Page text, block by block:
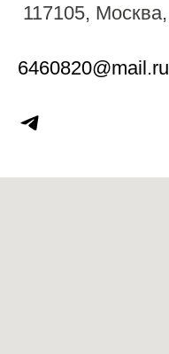
117105,
6460820@mail.ru